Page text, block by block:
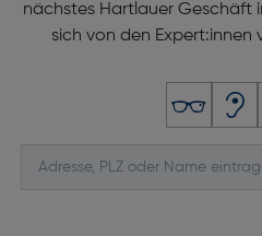
nächstes Hartlauer Geschäft
sich von den Expert:innen